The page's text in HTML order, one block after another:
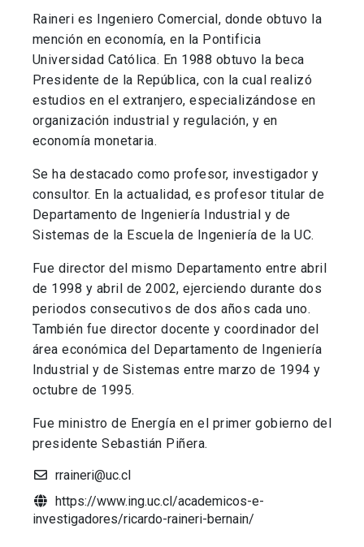
Raineri es Ingeniero Comercial, donde obtuvo la
mención en economía, en la Pontificia
Universidad Católica. En 1988 obtuvo la beca
Presidente de la República, con la cual realizó
estudios en el extranjero, especializándose en
organización industrial y regulación, y en
economía monetaria.
Se ha destacado como profesor, investigador y
consultor. En la actualidad, es profesor titular de
Departamento de Ingeniería Industrial y de
Sistemas de la Escuela de Ingeniería de la UC.
Fue director del mismo Departamento entre abril
de 1998 y abril de 2002, ejerciendo durante dos
periodos consecutivos de dos años cada uno.
También fue director docente y coordinador del
área económica del Departamento de Ingeniería
Industrial y de Sistemas entre marzo de 1994 y
octubre de 1995.
Fue ministro de Energía en el primer gobierno del
presidente Sebastián Piñera.
rraineri@uc.cl
https://www.ing.uc.cl/academicos-e-
investigadores/ricardo-raineri-bernain/